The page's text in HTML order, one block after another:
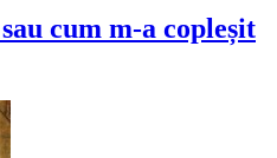
cum m-a copleșit